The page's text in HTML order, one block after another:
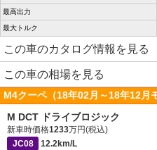
最高出力
最大トルク
この車のカタログ情報を見る
この車の相場を見る
M4クーペ（18年02月～18年12月
M DCT ドライブロジック
新車時価格1233万円(税込)
JC08
12.2km/L